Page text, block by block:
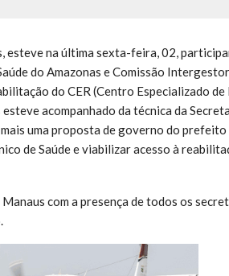
esteve na última sexta-feira, 02,
do Amazonas e Comissão
do CER (Centro Especializado
acompanhado da técnica da
uma proposta de governo do prefeito
de Saúde e viabilizar acesso à
com a presença de todos os